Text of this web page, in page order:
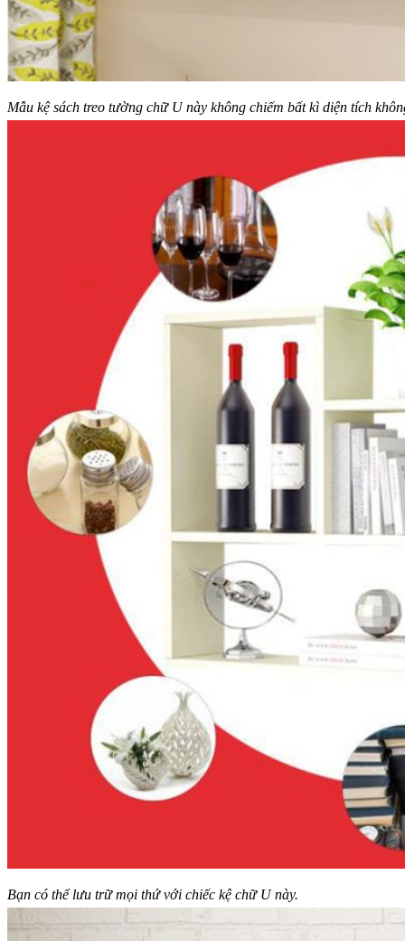
Mẫu kệ sách treo tường chữ U này không chiếm bất kì diện tích
Bạn có thể lưu trữ mọi thứ với chiếc kệ chữ U này.